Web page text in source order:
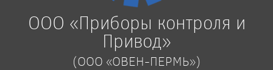
ООО «Приборы контроля и
Привод»
(ООО «ОВЕН-ПЕРМЬ»)